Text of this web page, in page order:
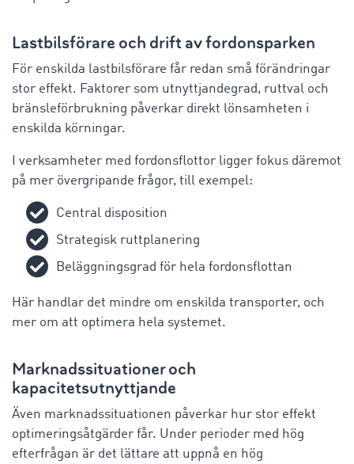
Lastbilsförare och drift av fordonsparken
För enskilda lastbilsförare får redan små förändringar
stor effekt. Faktorer som utnyttjandegrad, ruttval och
bränsleförbrukning påverkar direkt lönsamheten i
enskilda körningar.
I verksamheter med fordonsflottor ligger fokus däremot
på mer övergripande frågor, till exempel:
Central disposition
Strategisk ruttplanering
Beläggningsgrad för hela fordonsflottan
Här handlar det mindre om enskilda transporter, och
mer om att optimera hela systemet.
Marknadssituationer och
kapacitetsutnyttjande
Även marknadssituationen påverkar hur stor effekt
optimeringsåtgärder får. Under perioder med hög
efterfrågan är det lättare att uppnå en hög